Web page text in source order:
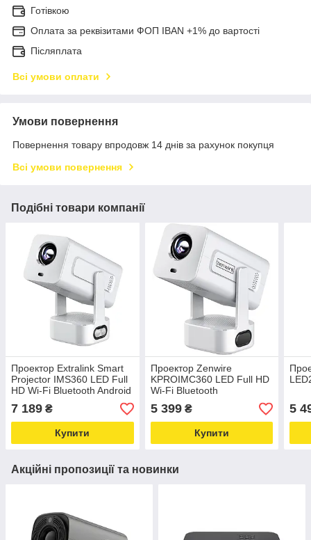
Готівкою
Оплата за реквізитами ФОП IBAN +1% до вартості
Післяплата
Всі умови оплати
Умови повернення
Повернення товару впродовж 14 днів за рахунок покупця
Всі умови повернення
Подібні товари компанії
Проектор Extralink Smart
Projector IMS360 LED Full
HD Wi-Fi Bluetooth Android
7 189 ₴
Купити
Проектор Zenwire
KPROIMC360 LED Full HD
Wi-Fi Bluetooth
5 399₴
Купити
5
Акційні пропозиції та новинки